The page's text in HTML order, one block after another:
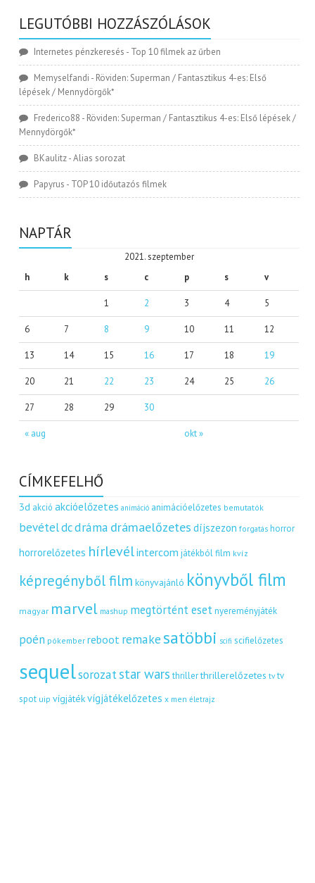
LEGUTÓBBI HOZZÁSZÓLÁSOK
Internetes pénzkeresés - Top 10 filmek az űrben
Memyselfandi - Röviden: Superman / Fantasztikus 4-es: Első
lépések / Mennydörgők*
Frederico88 - Röviden: Superman / Fantasztikus 4-es: Első lépések /
Mennydörgők*
BKaulitz-Alias sorozat
Papyrus - TOP 10 időutazós filmek
NAPTÁR
2021. szeptember
h
k s c p s v
« aug okt »
1 2 3 4 5
6 7 8 9 10 11 12
13 14 15 16 17 18 19
20 21 22 23 24 25 26
27 28 29 30
CÍMKEFELHŐ
3d akció akcióelőzetes animáció animációelőzetes bemutatók
bevételdcdráma drámaelőzetes díjszezon forgatás horror
horrorelőzetes hírlevélintercom játékból film kvíz
képregényből film könyvajánló könyvből film
magyar marvel mashup megtörtént eset nyereményjáték
poén pókember reboot remakesatöbbi scifi scifielőzetes
sequelsorozatstar wars thriller thrillerelőzetes tv tv
spot uip vígjátékvígjátékelőzetes x men életrajz